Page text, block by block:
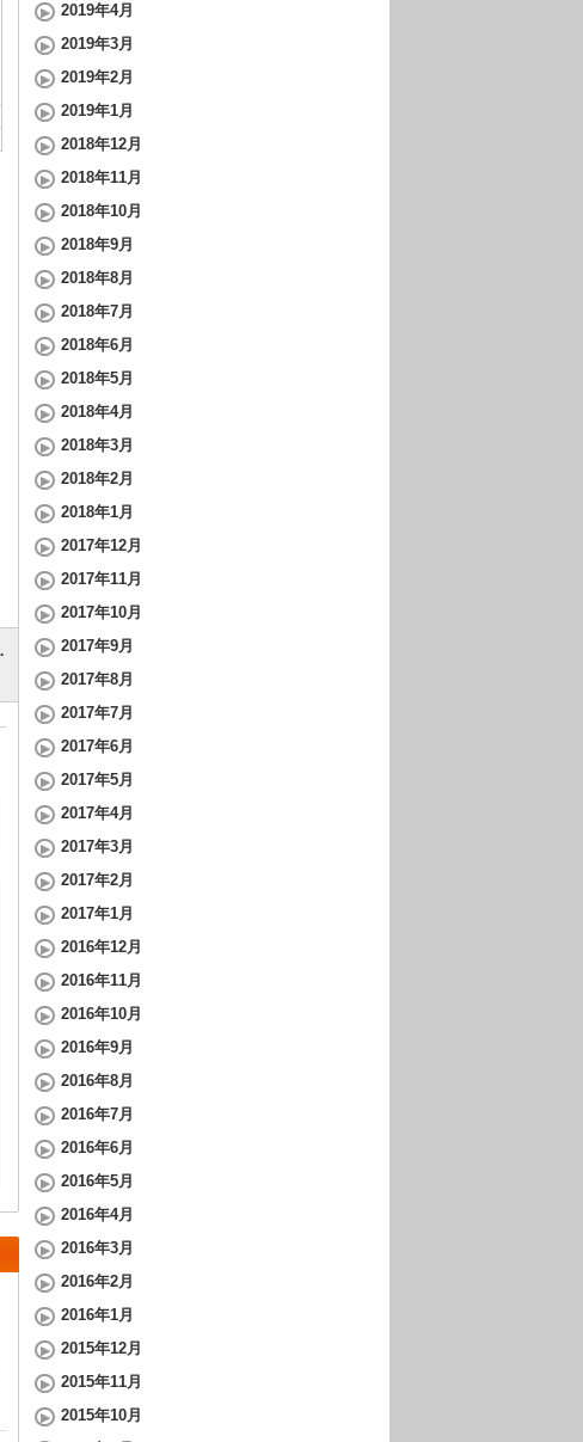
2019年4月
2019年3月
2019年2月
2019年1月
2018年12月
2018年11月
2018年10月
2018年9月
2018年8月
2018年7月
2018年6月
2018年5月
2018年4月
2018年3月
2018年2月
2018年1月
2017年12月
2017年11月
2017年10月
2017年9月
2017年8月
2017年7月
2017年6月
2017年5月
2017年4月
2017年3月
2017年2月
2017年1月
2016年12月
2016年11月
2016年10月
2016年9月
2016年8月
2016年7月
2016年6月
2016年5月
2016年4月
2016年3月
2016年2月
2016年1月
2015年12月
2015年11月
2015年10月